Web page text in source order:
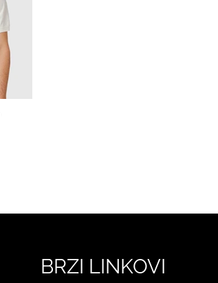
BRZI LINKOVI